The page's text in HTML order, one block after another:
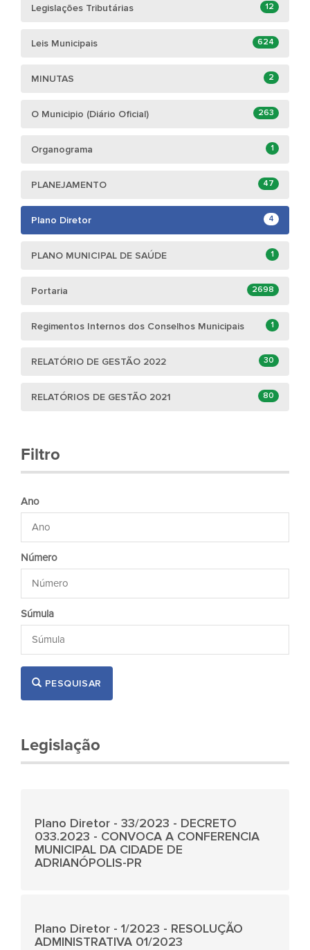
Legislações Tributárias 12
Leis Municipais 624
MINUTAS 2
O Municipio (Diário Oficial) 263
Organograma 1
PLANEJAMENTO 47
Plano Diretor 4
PLANO MUNICIPAL DE SAÚDE 1
Portaria 2698
Regimentos Internos dos Conselhos Municipais 1
RELATÓRIO DE GESTÃO 2022 30
RELATÓRIOS DE GESTÃO 2021 80
Filtro
Ano
Número
Súmula
PESQUISAR
Legislação
Plano Diretor - 33/2023 - DECRETO
033.2023 - CONVOCA A CONFERENCIA
MUNICIPAL DA CIDADE DE
ADRIANÓPOLIS-PR
Plano Diretor - 1/2023 - RESOLUÇÃO
ADMINISTRATIVA 01/2023